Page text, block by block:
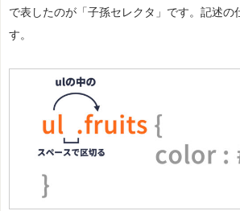
で表したのが「子孫セレクタ」です。記述の
す。